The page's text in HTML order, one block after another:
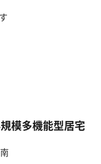
模多機能型居宅